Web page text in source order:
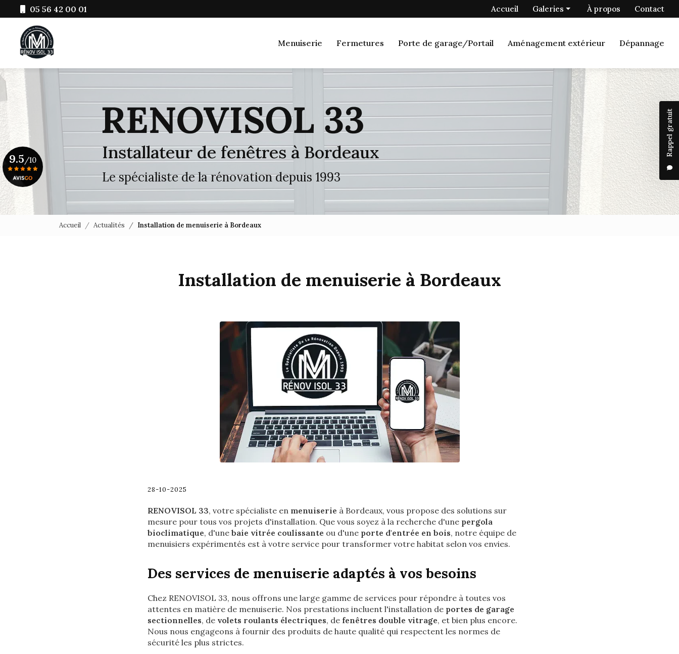
au
contenu
principal
05 56 42 00 01
Rappel gratuit
Navigation secondaireAccueil
Galeries
Fermetures
Aménagement extérieur
À propos Contact
Menuiserie
Fermetures Porte de garage/Portail Aménagement extérieur Dépannage
Installateur de fenêtres à Bordeaux
Le spécialiste de la rénovation depuis 1993
9.5/10
Voir le certificat
Accueil Actualités Installation de menuiserie à Bordeaux
Installation de menuiserie à Bordeaux
28-10-2025
RENOVISOL 33, votre spécialiste en menuiserie à Bordeaux, vous propose des solutions sur
mesure pour tous vos projets d'installation. Que vous soyez à la recherche d'une pergola
bioclimatique, d'une baie vitrée coulissante ou d'une porte d'entrée en bois, notre équipe de
menuisiers expérimentés est à votre service pour transformer votre habitat selon vos envies.
Des services de menuiserie adaptés à vos besoins
Chez RENOVISOL 33, nous offrons une large gamme de services pour répondre à toutes vos
attentes en matière de menuiserie. Nos prestations incluent l'installation de portes de garage
sectionnelles, de volets roulants électriques, de fenêtres double vitrage, et bien plus encore.
Nous nous engageons à fournir des produits de haute qualité qui respectent les normes de
sécurité les plus strictes.